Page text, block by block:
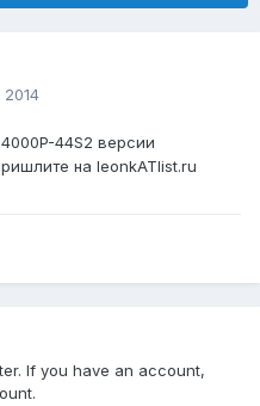
44S2 версии
на leonkATlist.ru
If you have an account,